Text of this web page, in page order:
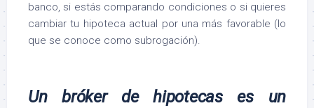
banco, si estás comparando condiciones o si quieres
cambiar tu hipoteca actual por una más favorable (lo
que se conoce como subrogación).
Un bróker de hipotecas es un